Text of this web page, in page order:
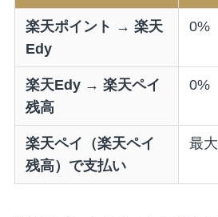
楽天ポイント → 楽天
Edy
0%
楽天Edy → 楽天ペイ
残高
0%
楽天ペイ（楽天ペイ
残高）で支払い
最大